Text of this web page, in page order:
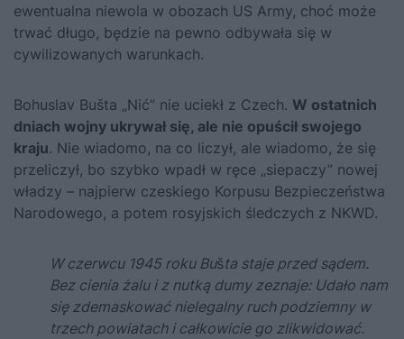
ewentualna niewola w obozach US Army, choć może
trwać długo, będzie na pewno odbywała się w
cywilizowanych warunkach.
Bohuslav Bušta „Nić” nie uciekł z Czech. W ostatnich
dniach wojny ukrywał się, ale nie opuścił swojego
kraju. Nie wiadomo, na co liczył, ale wiadomo, że się
przeliczył, bo szybko wpadł w ręce „siepaczy” nowej
władzy – najpierw czeskiego Korpusu Bezpieczeństwa
Narodowego, a potem rosyjskich śledczych z NKWD.
W czerwcu 1945 roku Bušta staje przed sądem.
Bez cienia żalu i z nutką dumy zeznaje: Udało nam
się zdemaskować nielegalny ruch podziemny w
trzech powiatach i całkowicie go zlikwidować.